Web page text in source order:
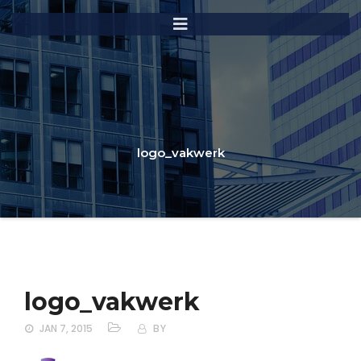
logo_vakwerk
logo_vakwerk
JAN 7, 2015 BY